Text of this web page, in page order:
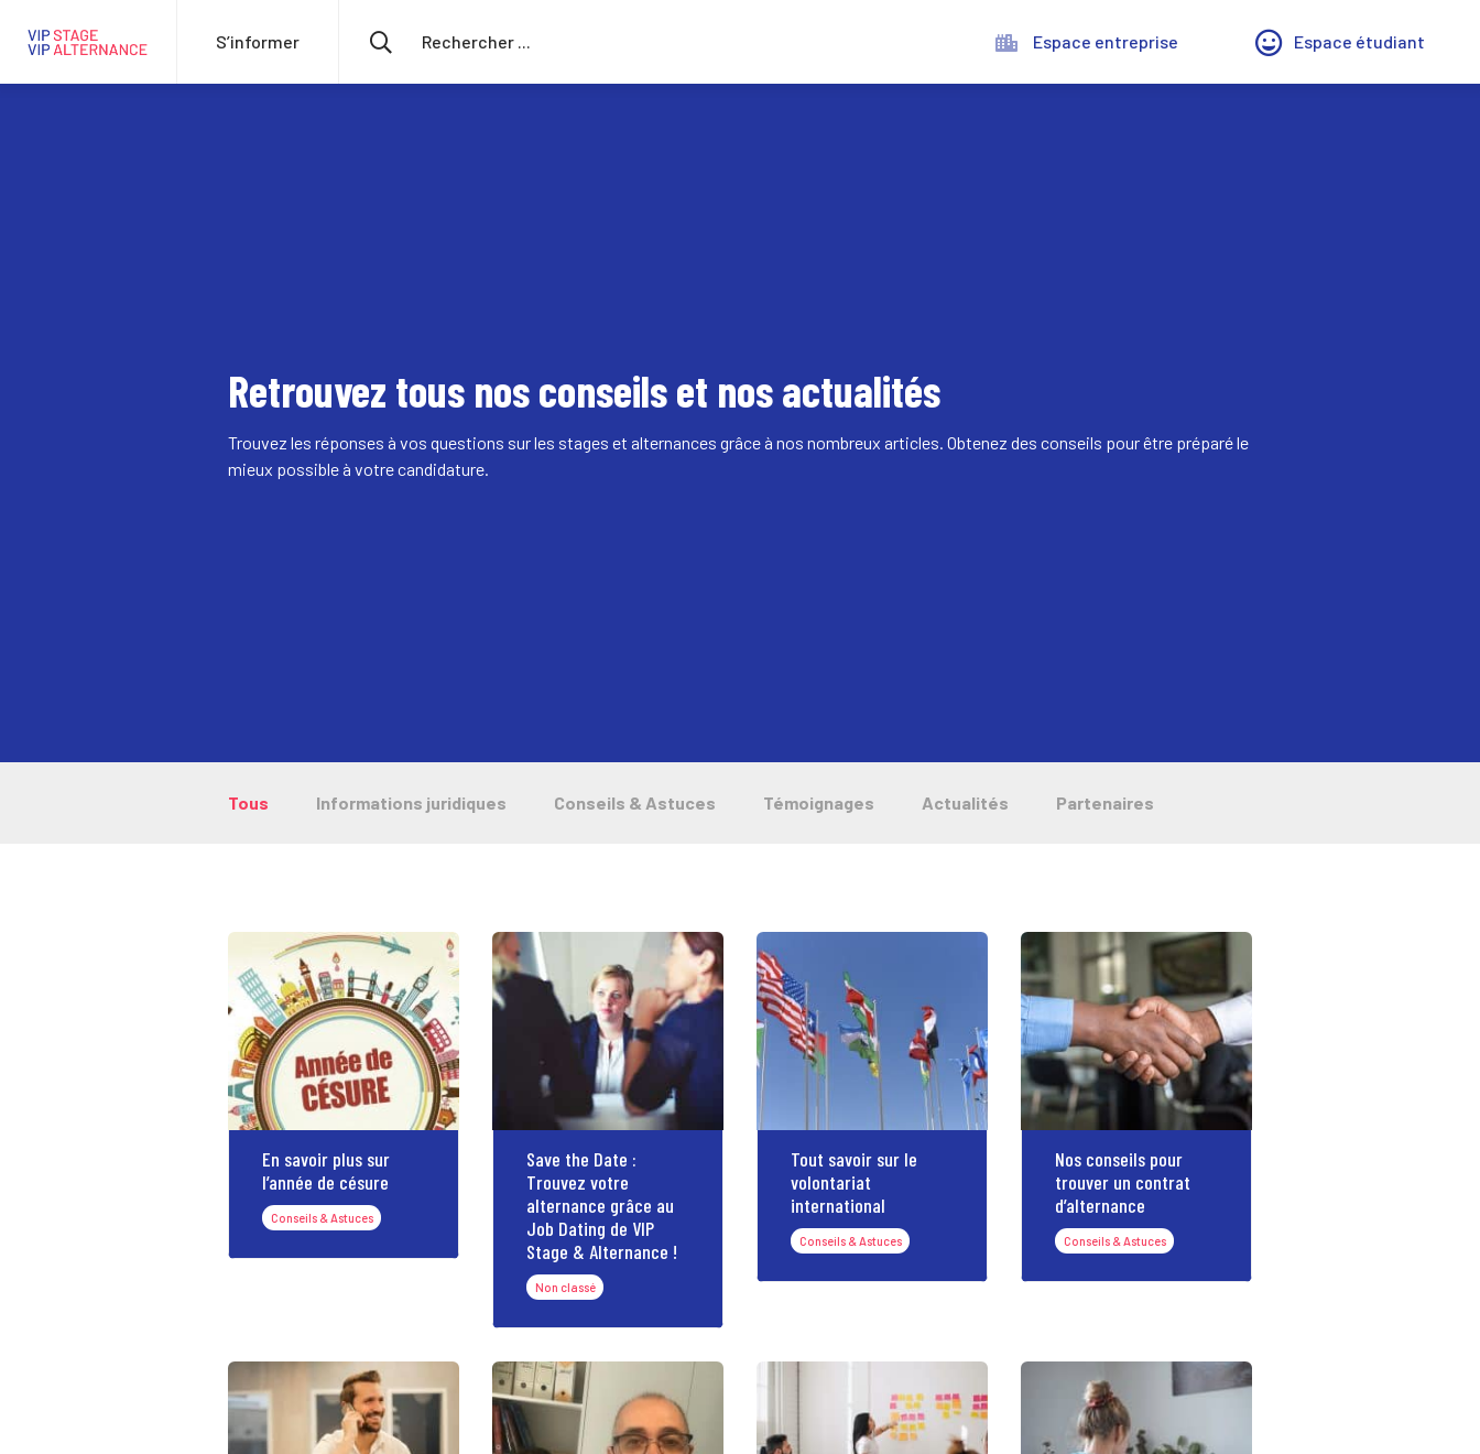
S’informer
...
Espace entreprise Espace étudiant
Retrouvez tous nos conseils et nos actualités
Trouvez les réponses à vos questions sur les stages et alternances grâce à nos nombreux articles. Obtenez des conseils pour être préparé le
mieux possible à votre candidature.
Tous Informations juridiques Conseils & Astuces Témoignages Actualités Partenaires
Conseils & Astuces
En savoir plus sur
l’année de césure
Non classé
Save the Date :
Trouvez votre
alternance grâce au
Job Dating de VIP
Stage & Alternance !
Conseils & Astuces
Tout savoir sur le
volontariat
international
Conseils & Astuces
Nos conseils pour
trouver un contrat
d’alternance